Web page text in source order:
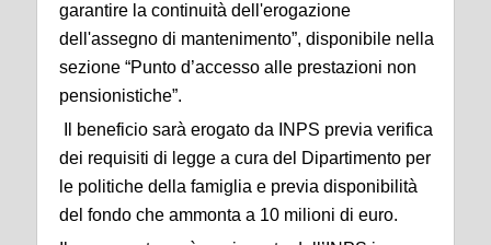
garantire la continuità dell'erogazione
dell'assegno di mantenimento”, disponibile nella
sezione “Punto d’accesso alle prestazioni non
pensionistiche”.
Il beneficio sarà erogato da INPS previa verifica
dei requisiti di legge a cura del Dipartimento per
le politiche della famiglia e previa disponibilità
del fondo che ammonta a 10 milioni di euro.